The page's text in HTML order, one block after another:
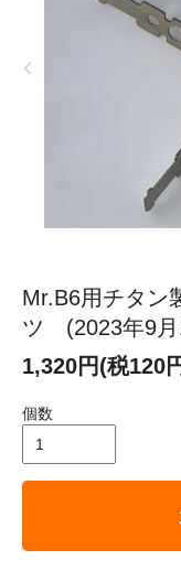
Mr.B6用チタ
ツ (2023年9月
1,320円(税120
個数